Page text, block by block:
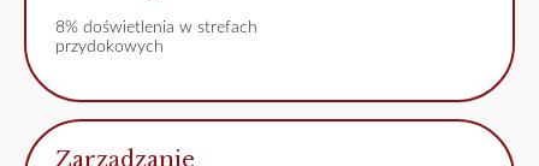
8% doświetlenia w strefach
przydokowych
Zarządzanie